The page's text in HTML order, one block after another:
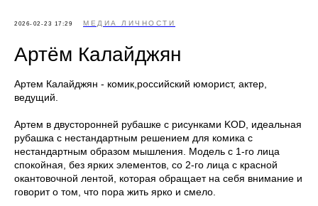
2026-02-23 17:29 МЕДИА ЛИЧНОСТИ
Артём Калайджян
Артем Калайджян - комик,российский юморист, актер,
ведущий.
Артем в двусторонней рубашке с рисунками KОD, идеальная
рубашка с нестандартным решением для комика с
нестандартным образом мышления. Модель с 1-го лица
спокойная, без ярких элементов, со 2-го лица с красной
окантовочной лентой, которая обращает на себя внимание и
говорит о том, что пора жить ярко и смело.